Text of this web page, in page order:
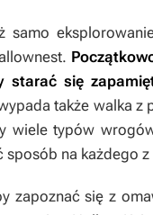
samo
się
także walka z
wiele typów
sposób na każdego
zapoznać się z